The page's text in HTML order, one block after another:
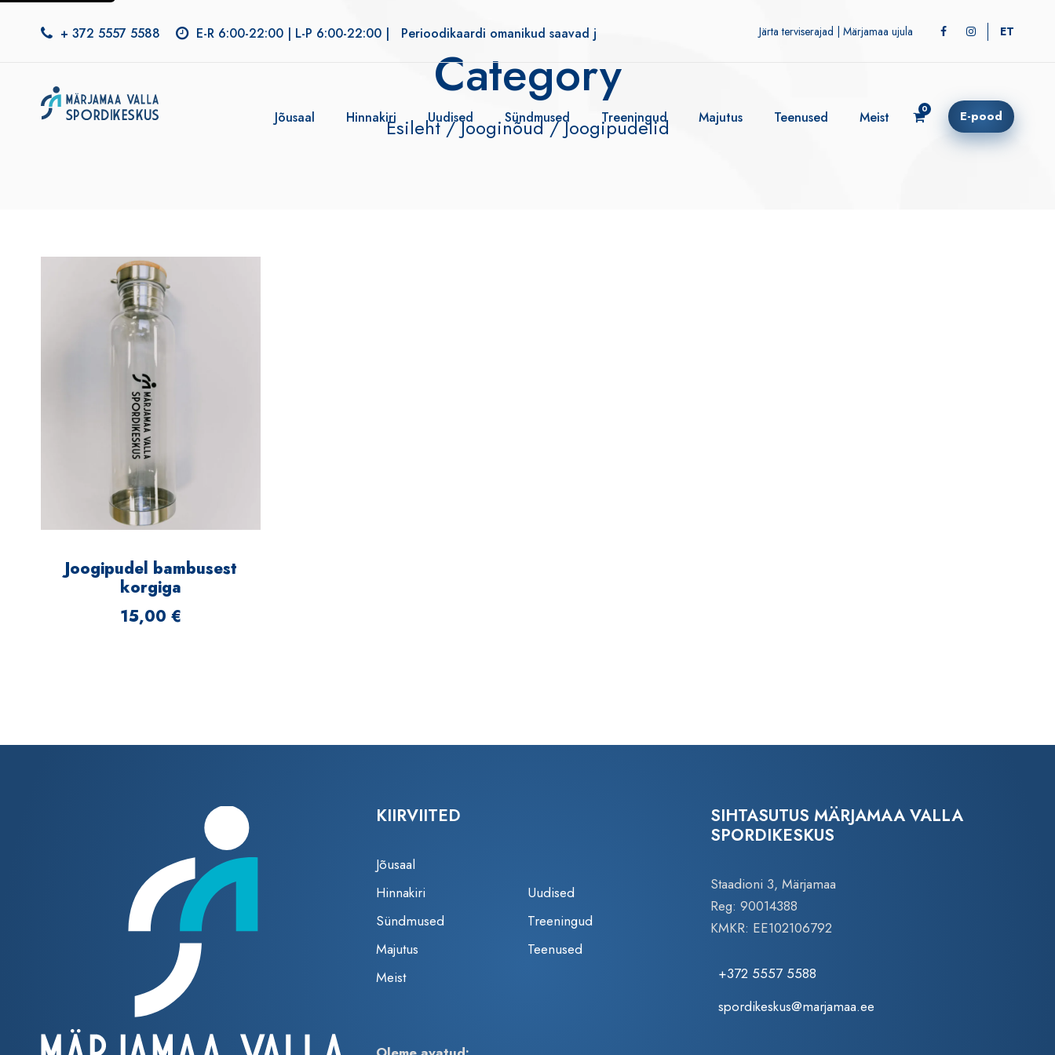
+ 372 5557 5588 E-R 6:00-22:00 | L-P 6:00-22:00 | Perioodikaardi omanikud saavad jõusaali alates kell 6:00! Järta terviserajad Märjamaa ujula ET
Jõusaal Hinnakiri Uudised Sündmused Treeningud Majutus Teenused Meist 0 E-pood
Category
Esileht/Jooginõud/ Joogipudelid
Joogipudel bambusest
korgiga
15,00 €
KIIRVIITED
Jõusaal
Hinnakiri
Uudised
Sündmused
Treeningud
Majutus
Teenused
Meist
SIHTASUTUS MÄRJAMAA VALLA
SPORDIKESKUS
Staadioni 3, Märjamaa
Reg: 90014388
KMKR: EE102106792
+372 5557 5588
spordikeskus@marjamaa.ee